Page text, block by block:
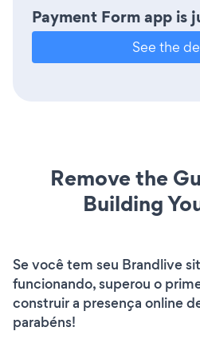
Payment Form app is
See the
Remove the
Building
Se você tem seu Brandlive
funcionando, superou o
construir a presença online
parabéns!